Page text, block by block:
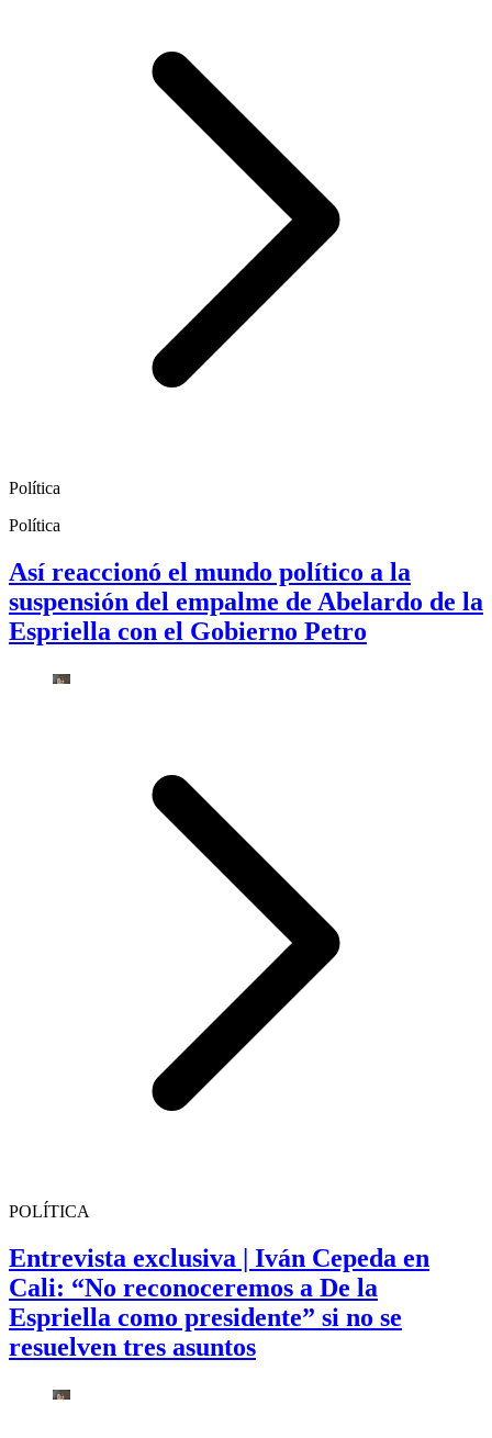
Política
Política
Así reaccionó el mundo político a la
suspensión del empalme de Abelardo de la
Espriella con el Gobierno Petro
POLÍTICA
Entrevista exclusiva | Iván Cepeda en
Cali: “No reconoceremos a De la
Espriella como presidente” si no se
resuelven tres asuntos